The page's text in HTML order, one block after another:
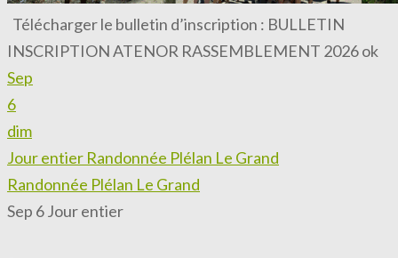
Télécharger le bulletin d’inscription : BULLETIN
INSCRIPTION ATENOR RASSEMBLEMENT 2026 ok
Sep
6
dim
Jour entier Randonnée Plélan Le Grand
Randonnée Plélan Le Grand
Sep 6Jour entier